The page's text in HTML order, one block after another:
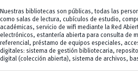
Nuestras bibliotecas son públicas, todas las
como salas de lectura, cubículos de estudio,
académicas, servicio de wifi mediante la Red
electrónicos, estantería abierta para consulta de
referencial, préstamo de equipos especiales,
digitales: sistema de gestión bibliotecaria,
digital (colección abierta), sistema de archivos,